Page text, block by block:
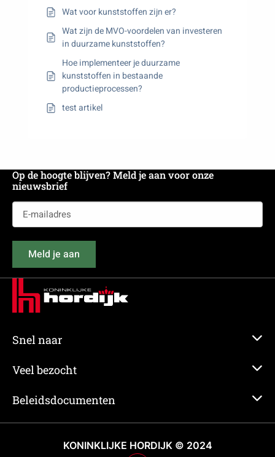
Wat voor kunststoffen zijn er?
Wat zijn de MVO-voordelen van investeren
in duurzame kunststoffen?
Hoe implementeer je duurzame
kunststoffen in bestaande
productieprocessen?
test artikel
Op de hoogte blijven? Meld je aan voor onze
nieuwsbrief
mailadres
(Vereist)
Meld je aan
Snel naar
Veel bezocht
Beleidsdocumenten
KONINKLIJKE HORDIJK © 2024